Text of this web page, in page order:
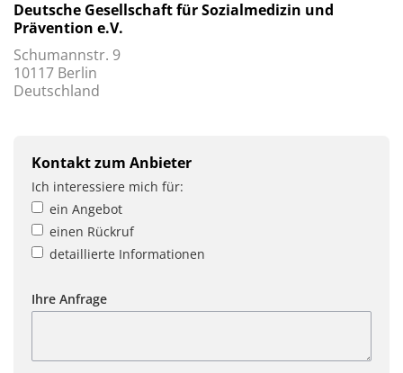
Deutsche Gesellschaft für Sozialmedizin und
Prävention e.V.
Schumannstr. 9
10117 Berlin
Deutschland
Kontakt zum Anbieter
Ich interessiere mich für:
ein Angebot
einen Rückruf
detaillierte Informationen
Ihre Anfrage